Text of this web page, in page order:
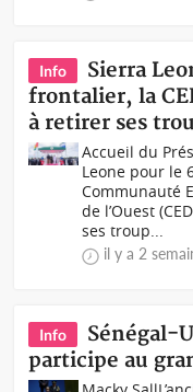
Info
Sierra
frontalier, la
à retirer ses
Accueil du
Leone pour le
Communauté
de l’Ouest
ses troup...
il y a 2
Info
Sénégal-
participe au